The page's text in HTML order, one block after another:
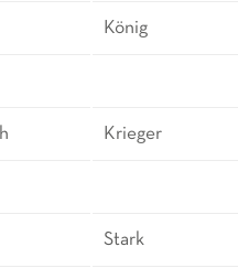
König
Krieger
Stark